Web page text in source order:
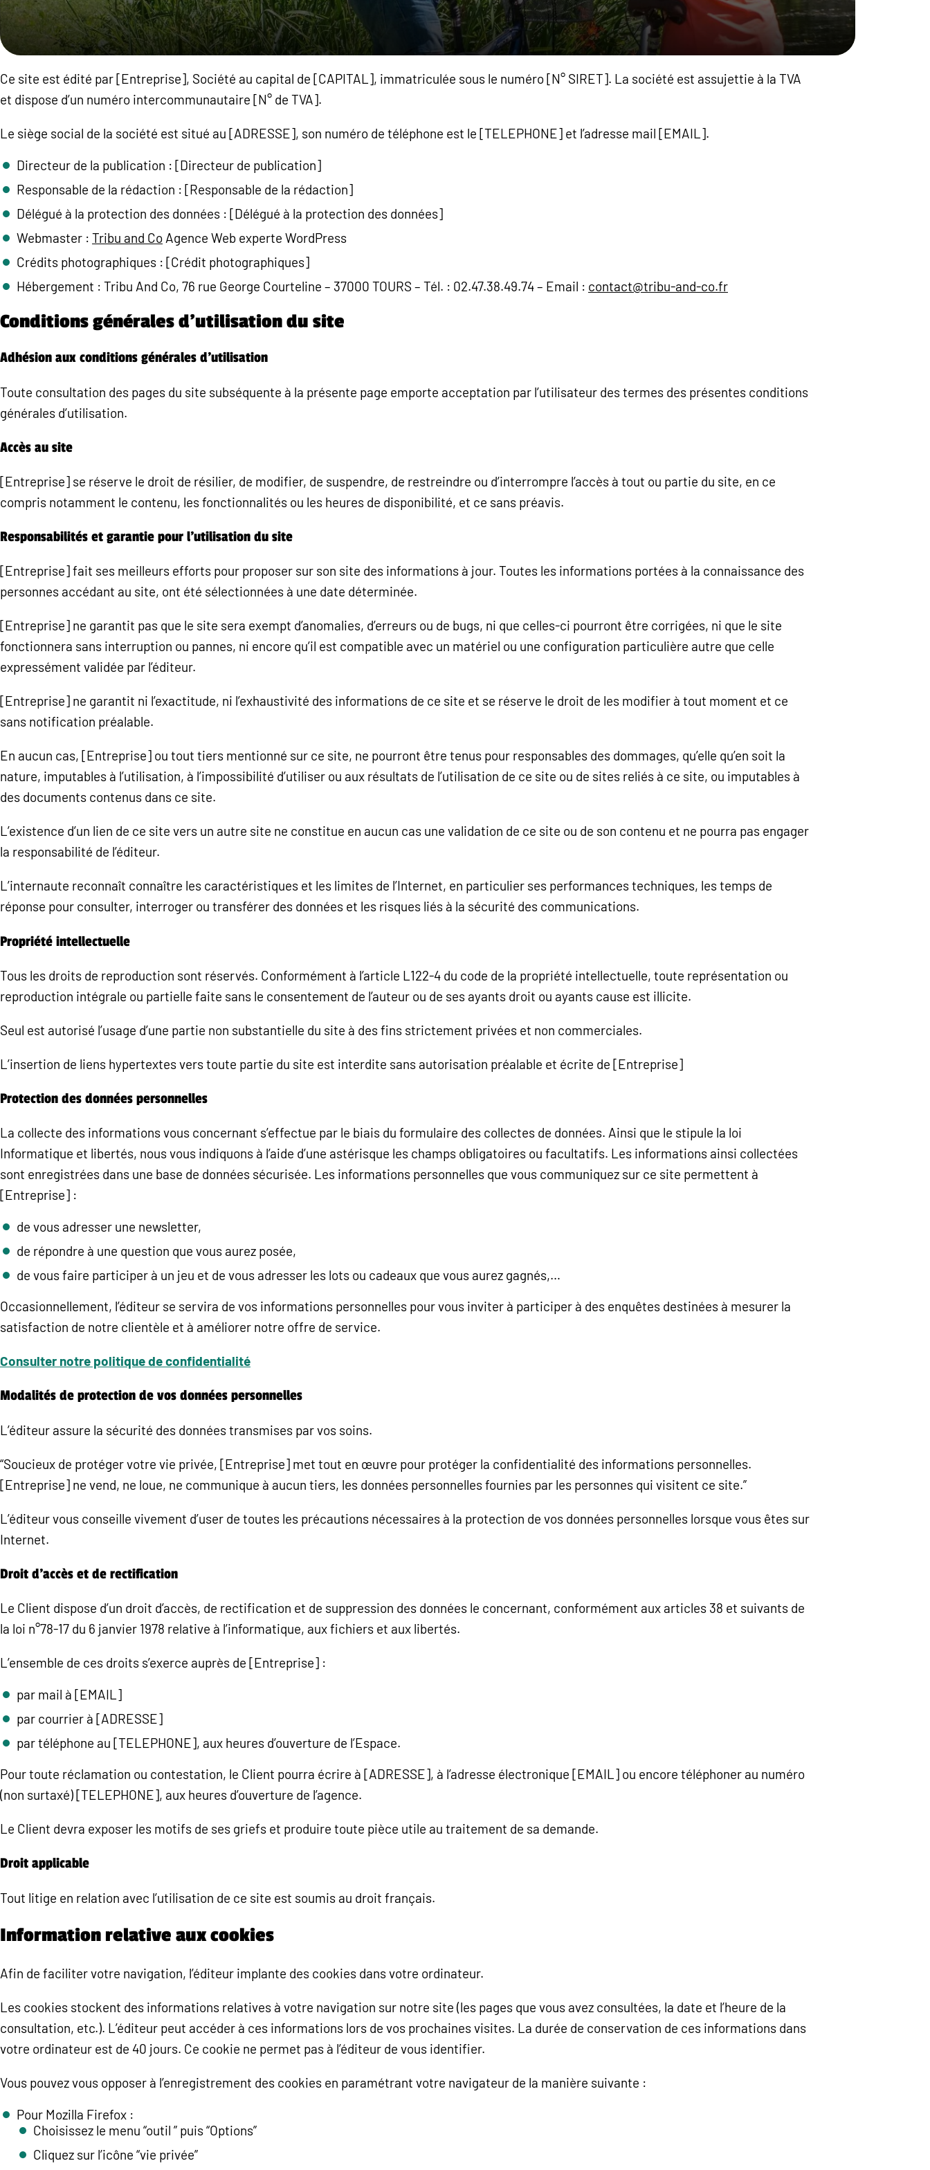
Ce site est édité par [Entreprise], Société au capital de [CAPITAL], immatriculée sous le numéro [N° SIRET]. La société est assujettie à la TVA
et dispose d’un numéro intercommunautaire [N° de TVA].
Le siège social de la société est situé au [ADRESSE], son numéro de téléphone est le [TELEPHONE] et l’adresse mail [EMAIL].
Directeur de la publication : [Directeur de publication]
Responsable de la rédaction : [Responsable de la rédaction]
Délégué à la protection des données : [Délégué à la protection des données]
Webmaster : Tribu and Co Agence Web experte WordPress
Crédits photographiques : [Crédit photographiques]
Hébergement : Tribu And Co, 76 rue George Courteline – 37000 TOURS – Tél. : 02.47.38.49.74 – Email : contact@tribu-and-co.fr
Conditions générales d’utilisation du site
Adhésion aux conditions générales d’utilisation
Toute consultation des pages du site subséquente à la présente page emporte acceptation par l’utilisateur des termes des présentes conditions
générales d’utilisation.
Accès au site
[Entreprise] se réserve le droit de résilier, de modifier, de suspendre, de restreindre ou d’interrompre l’accès à tout ou partie du site, en ce
compris notamment le contenu, les fonctionnalités ou les heures de disponibilité, et ce sans préavis.
Responsabilités et garantie pour l’utilisation du site
[Entreprise] fait ses meilleurs efforts pour proposer sur son site des informations à jour. Toutes les informations portées à la connaissance des
personnes accédant au site, ont été sélectionnées à une date déterminée.
[Entreprise] ne garantit pas que le site sera exempt d’anomalies, d’erreurs ou de bugs, ni que celles-ci pourront être corrigées, ni que le site
fonctionnera sans interruption ou pannes, ni encore qu’il est compatible avec un matériel ou une configuration particulière autre que celle
expressément validée par l’éditeur.
[Entreprise] ne garantit ni l’exactitude, ni l’exhaustivité des informations de ce site et se réserve le droit de les modifier à tout moment et ce
sans notification préalable.
En aucun cas, [Entreprise] ou tout tiers mentionné sur ce site, ne pourront être tenus pour responsables des dommages, qu’elle qu’en soit la
nature, imputables à l’utilisation, à l’impossibilité d’utiliser ou aux résultats de l’utilisation de ce site ou de sites reliés à ce site, ou imputables à
des documents contenus dans ce site.
L’existence d’un lien de ce site vers un autre site ne constitue en aucun cas une validation de ce site ou de son contenu et ne pourra pas engager
la responsabilité de l’éditeur.
L’internaute reconnaît connaître les caractéristiques et les limites de l’Internet, en particulier ses performances techniques, les temps de
réponse pour consulter, interroger ou transférer des données et les risques liés à la sécurité des communications.
Propriété intellectuelle
Tous les droits de reproduction sont réservés. Conformément à l’article L122-4 du code de la propriété intellectuelle, toute représentation ou
reproduction intégrale ou partielle faite sans le consentement de l’auteur ou de ses ayants droit ou ayants cause est illicite.
Seul est autorisé l’usage d’une partie non substantielle du site à des fins strictement privées et non commerciales.
L’insertion de liens hypertextes vers toute partie du site est interdite sans autorisation préalable et écrite de [Entreprise]
Protection des données personnelles
La collecte des informations vous concernant s’effectue par le biais du formulaire des collectes de données. Ainsi que le stipule la loi
Informatique et libertés, nous vous indiquons à l’aide d’une astérisque les champs obligatoires ou facultatifs. Les informations ainsi collectées
sont enregistrées dans une base de données sécurisée. Les informations personnelles que vous communiquez sur ce site permettent à
[Entreprise] :
de vous adresser une newsletter,
de répondre à une question que vous aurez posée,
de vous faire participer à un jeu et de vous adresser les lots ou cadeaux que vous aurez gagnés,…
Occasionnellement, l’éditeur se servira de vos informations personnelles pour vous inviter à participer à des enquêtes destinées à mesurer la
satisfaction de notre clientèle et à améliorer notre offre de service.
Consulter notre politique de confidentialité
Modalités de protection de vos données personnelles
L’éditeur assure la sécurité des données transmises par vos soins.
“Soucieux de protéger votre vie privée, [Entreprise] met tout en œuvre pour protéger la confidentialité des informations personnelles.
[Entreprise] ne vend, ne loue, ne communique à aucun tiers, les données personnelles fournies par les personnes qui visitent ce site.”
L’éditeur vous conseille vivement d’user de toutes les précautions nécessaires à la protection de vos données personnelles lorsque vous êtes sur
Internet.
Droit d’accès et de rectification
Le Client dispose d’un droit d’accès, de rectification et de suppression des données le concernant, conformément aux articles 38 et suivants de
la loi n°78-17 du 6 janvier 1978 relative à l’informatique, aux fichiers et aux libertés.
L’ensemble de ces droits s’exerce auprès de [Entreprise] :
par mail à [EMAIL]
par courrier à [ADRESSE]
par téléphone au [TELEPHONE], aux heures d’ouverture de l’Espace.
Pour toute réclamation ou contestation, le Client pourra écrire à [ADRESSE], à l’adresse électronique [EMAIL] ou encore téléphoner au numéro
(non surtaxé) [TELEPHONE], aux heures d’ouverture de l’agence.
Le Client devra exposer les motifs de ses griefs et produire toute pièce utile au traitement de sa demande.
Droit applicable
Tout litige en relation avec l’utilisation de ce site est soumis au droit français.
Information relative aux cookies
Afin de faciliter votre navigation, l’éditeur implante des cookies dans votre ordinateur.
Les cookies stockent des informations relatives à votre navigation sur notre site (les pages que vous avez consultées, la date et l’heure de la
consultation, etc.). L’éditeur peut accéder à ces informations lors de vos prochaines visites. La durée de conservation de ces informations dans
votre ordinateur est de 40 jours. Ce cookie ne permet pas à l’éditeur de vous identifier.
Vous pouvez vous opposer à l’enregistrement des cookies en paramétrant votre navigateur de la manière suivante :
Pour Mozilla Firefox :
Choisissez le menu “outil ” puis “Options”
Cliquez sur l’icône “vie privée”